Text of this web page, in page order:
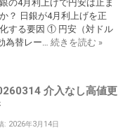
の4月利上げで円安は止ま
？ 日銀が4月利上げを正
する要因 ① 円安（対ドル
為替レー…続きを読む »
介入なし高値更
: 2026年3月14日